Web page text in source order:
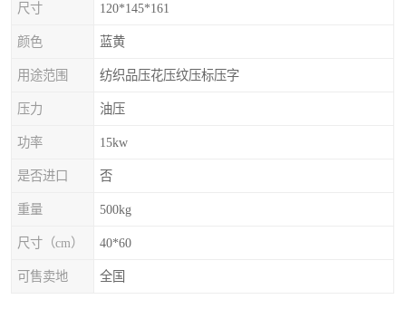
尺寸 120*145*161
颜色 蓝黄
用途范围 纺织品压花压纹压标压字
压力 油压
功率 15kw
是否进口 否
重量 500kg
尺寸（cm） 40*60
可售卖地 全国